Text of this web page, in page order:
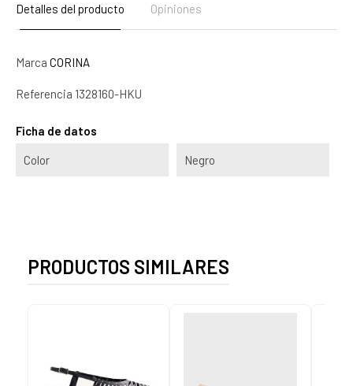
Detalles del producto Opiniones
Marca CORINA
Referencia 1328160-HKU
Ficha de datos
Color Negro
PRODUCTOS SIMILARES